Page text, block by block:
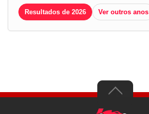
Resultados de 2026 Ver outros anos